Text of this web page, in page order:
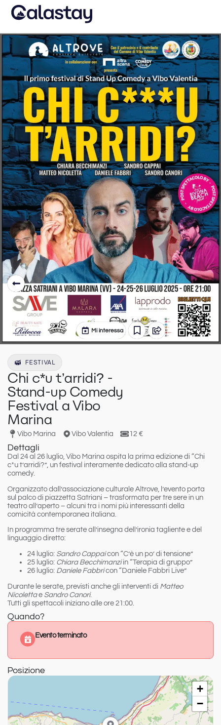
Mi interessa
FESTIVAL
Chi c*u t’arridi? -
Stand-up Comedy
Festival a Vibo
Marina
Vibo Marina Vibo Valentia 12 €
Dettagli
Dal 24 al 26 luglio, Vibo Marina ospita la prima edizione di “Chi
c*u t’arridi?”, un festival interamente dedicato alla stand-up
comedy.
Organizzato dall’associazione culturale Altrove, l’evento porta
sul palco di piazzetta Satriani – trasformata per tre sere in un
teatro all’aperto – alcuni tra i nomi più interessanti della
comicità contemporanea italiana.
In programma tre serate all’insegna dell’ironia tagliente e del
linguaggio diretto:
24 luglio: Sandro Cappaicon “C’è un po’ di tensione”
25 luglio: Chiara Becchimanziin “Terapia di gruppo”
26 luglio: Daniele Fabbricon “Daniele Fabbri Live”
Durante le serate, previsti anche gli interventi di Matteo
Nicolettae Sandro Canori.
Tutti gli spettacoli iniziano alle ore 21:00.
Quando?
Evento terminato
Posizione
+
−